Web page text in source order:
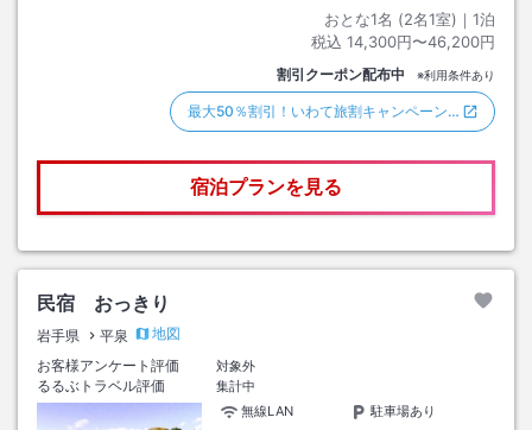
おとな1名 (2名1室)｜ 1泊
税込 14,300円〜46,200円
割引クーポン配布中 ※利用条件あり
最大50％割引！いわて旅割キャンペーン…
宿泊プランを見る
民宿 おっきり
岩手県 平泉
地図
お客様アンケート評価
対象外
るるぶトラベル評価
集計中
無線LAN
駐車場あり